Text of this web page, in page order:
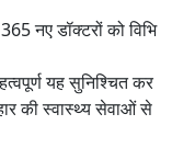
नए डॉक्टरों को विभि
यह सुनिश्चित कर
की स्वास्थ्य सेवाओं से